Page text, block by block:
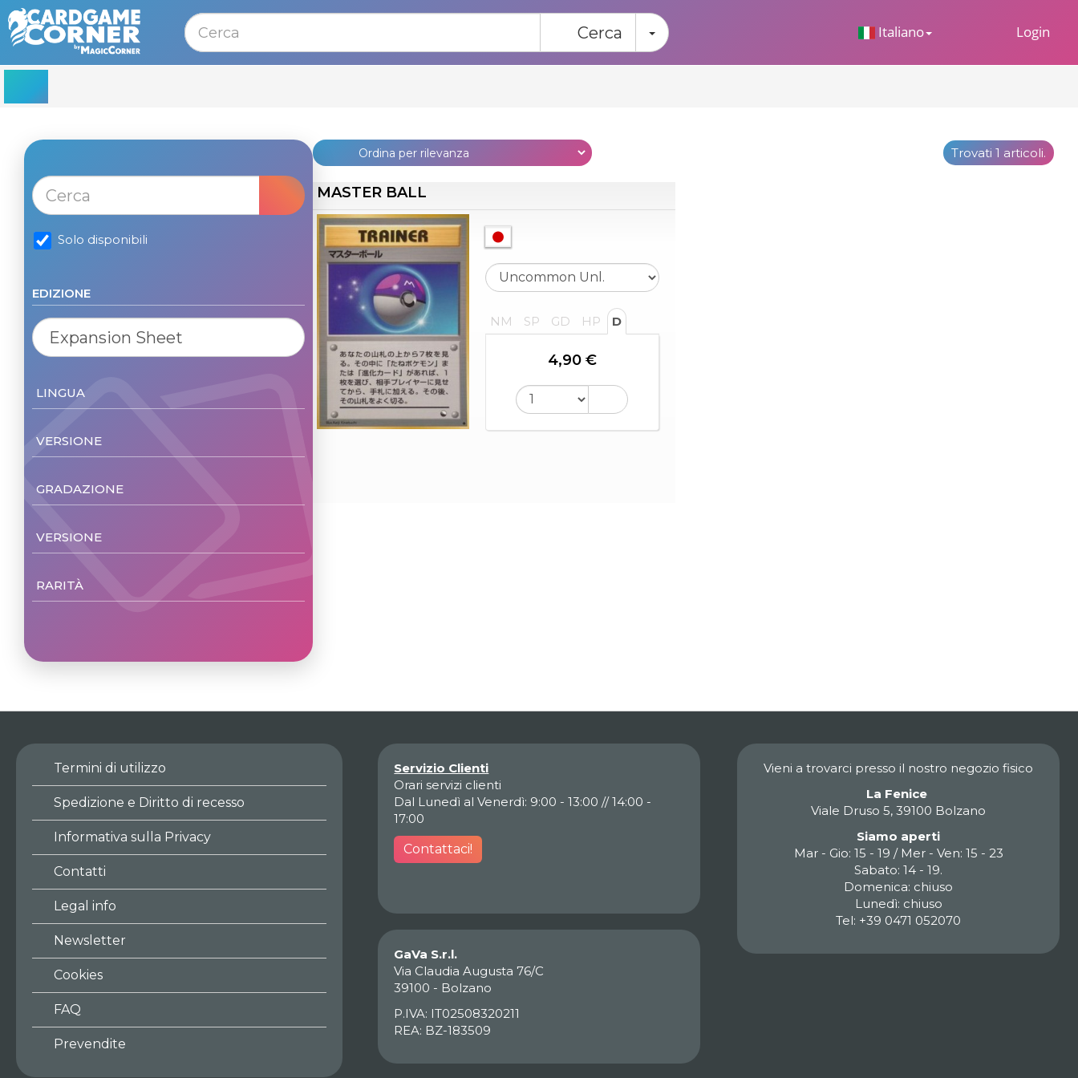
MENU Italiano Login
Cerca Toggle Dropdown
Solo disponibili
EDIZIONE
LINGUA
VERSIONE
GRADAZIONE
VERSIONE
RARITÀ
Trovati 1 articoli.
MASTER BALL
NM SP GD HP D
4,90 €
Termini di utilizzo
Spedizione e Diritto di recesso
Informativa sulla Privacy
Contatti
Legal info
Newsletter
Cookies
FAQ
Prevendite
Servizio Clienti
Orari servizi clienti
Dal Lunedì al Venerdì: 9:00 - 13:00 // 14:00 -
17:00
Contattaci!
GaVa S.r.l.
Via Claudia Augusta 76/C
39100 - Bolzano
P.IVA: IT02508320211
REA: BZ-183509
Vieni a trovarci presso il nostro negozio fisico
La Fenice
Viale Druso 5, 39100 Bolzano
Siamo aperti
Mar - Gio: 15 - 19 / Mer - Ven: 15 - 23
Sabato: 14 - 19.
Domenica: chiuso
Lunedì: chiuso
Tel: +39 0471 052070